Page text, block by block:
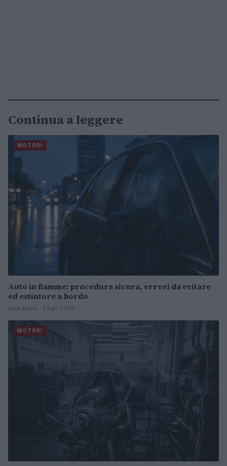
Continua a leggere
MOTORI
Auto in fiamme: procedura sicura, errori da evitare
ed estintore a bordo
Ilaria Mauri · 7 Ago 2026
MOTORI